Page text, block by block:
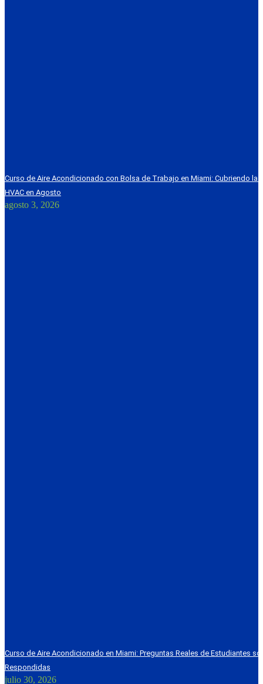
Curso de Aire Acondicionado con Bolsa de Trabajo en Miami: Cubriendo la
HVAC en Agosto
agosto 3, 2026
Curso de Aire Acondicionado en Miami: Preguntas Reales de Estudiantes
Respondidas
julio 30, 2026